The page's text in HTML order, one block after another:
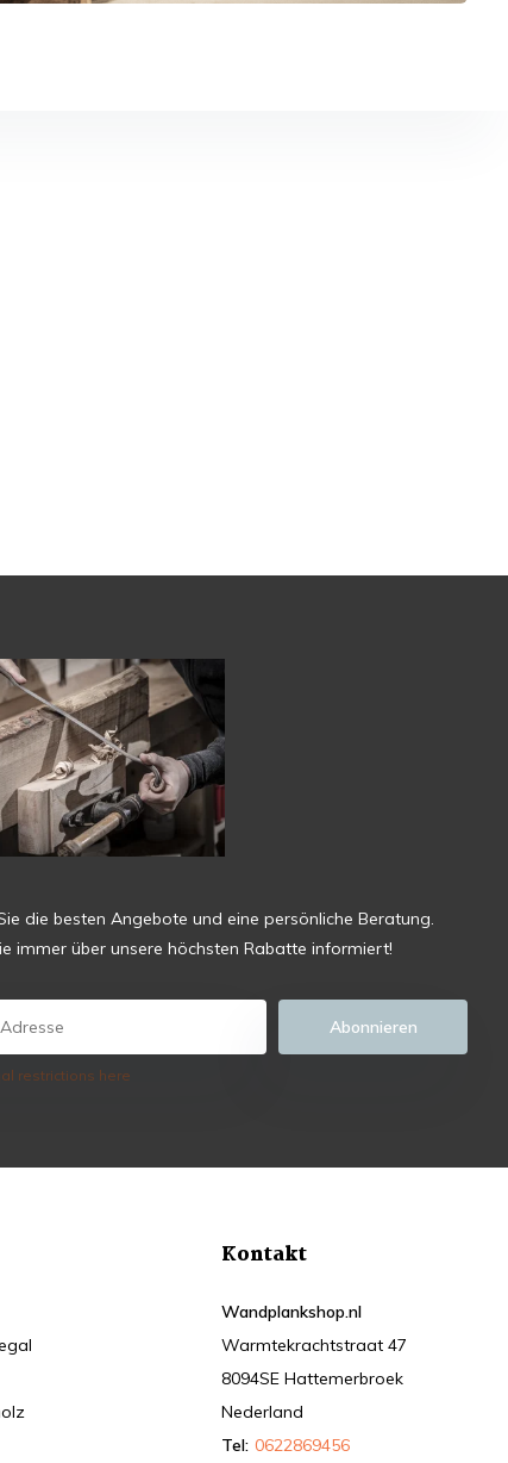
die besten Angebote und eine persönliche Beratung.
immer über unsere höchsten Rabatte informiert!
Abonnieren
restrictions here
Kontakt
Wandplankshop.nl
Warmtekrachtstraat 47
8094SE Hattemerbroek
Nederland
Tel: 0622869456